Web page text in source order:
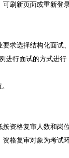
刷新页面或重新登
选择结构化面试
进行面试的方式进
资格复审人数和岗
格复审对象为考试